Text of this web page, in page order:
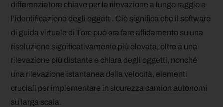
differenziatore chiave per la rilevazione a lungo raggio e
l’identificazione degli oggetti. Ciò significa che il software
di guida virtuale di Torc può ora fare affidamento su una
risoluzione significativamente più elevata, oltre a una
rilevazione più distante e chiara degli oggetti, nonché
una rilevazione istantanea della velocità, elementi
cruciali per implementare in sicurezza camion autonomi
su larga scala.